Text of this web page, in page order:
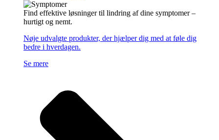
Find effektive løsninger til lindring af dine symptomer –
hurtigt og nemt.
Nøje udvalgte produkter, der hjælper dig med at føle dig
bedre i hverdagen.
Se mere